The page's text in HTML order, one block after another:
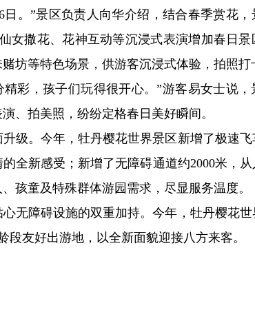
。”景区负责人向华介绍，结合春季赏花
女撒花、花神互动等沉浸式表演增加春日景
坊等特色场景，供游客沉浸式体验，拍照打
彩，孩子们玩得很开心。”游客易女士说，
、拍美照，纷纷定格春日美好瞬间。
级。今年，牡丹樱花世界景区新增了极速飞
全新感受；新增了无障碍通道约2000米，
孩童及特殊群体游园需求，尽显服务温度。
无障碍设施的双重加持。今年，牡丹樱花世
友好出游地，以全新面貌迎接八方来客。